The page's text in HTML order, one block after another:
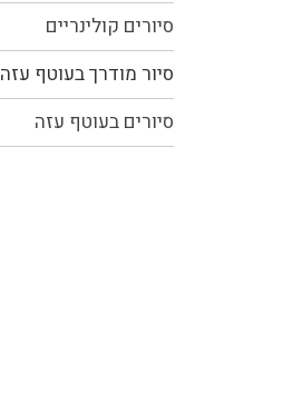
סיורים קולינריים
סיור מודרך בעוטף עזה
סיורים בעוטף עזה